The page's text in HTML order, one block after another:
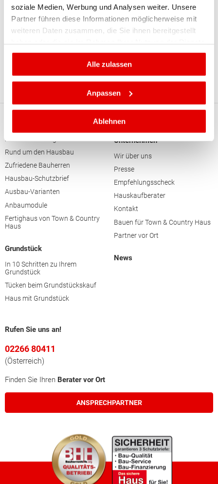
soziale Medien, Werbung und Analysen weiter. Unsere
Partner führen diese Informationen möglicherweise mit
weiteren Daten zusammen, die Sie ihnen bereitgestellt
haben oder die sie im Rahmen Ihrer Nutzung der Dienste
gesammelt haben.
Alle zulassen
Anpassen
Ablehnen
schmalspurigen Murtalbahn aus Unzmarkt.
In Tamsweg gibt es einige Schulen, von
Volksschulen, Hauptschulen, Höherbildende
Zentrum.
HausAusstellung
Rund um den Hausbau
Zufriedene Bauherren
Hausbau-Schutzbrief
Ausbau-Varianten
Anbaumodule
Fertighaus von Town & Country
Haus
Grundstück
In 10 Schritten zu Ihrem
Grundstück
Tücken beim Grundstückskauf
Haus mit Grundstück
Finanzierung
Unternehmen
Wir über uns
Presse
Empfehlungsscheck
Hauskaufberater
Kontakt
Bauen für Town & Country Haus
Partner vor Ort
News
Rufen Sie uns an!
02266 80411
(Österreich)
Finden Sie Ihren Berater vor Ort
ANSPRECHPARTNER